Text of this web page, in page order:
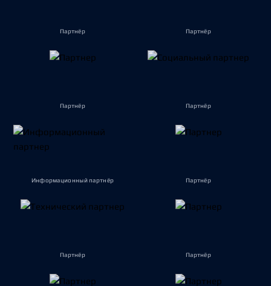
Партнёр Партнёр
Партнёр Партнёр
Информационный партнёр Партнёр
Партнёр Партнёр